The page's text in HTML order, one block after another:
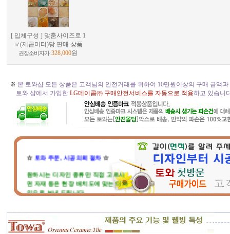
[ 입체구성 ] 맞춤사이즈로 1
㎡(제곱미터)당 판매 상품
권장소비자가:328,000원
※ 본 토와샵 모든 상품은 고객님의 안전거래를 위하여 10만원이상의 구매 금액
토와 샵에서 가입한 LG데이콤㈜ 구매안전서비스를 자동으로 적용하고 있습니
☆ 토와 주문, 시공의뢰 절차 ☆
원하시는 디자인 종류만 직접 고르시
면 자재 등은 현장 배치도에 맞는 디자
인으로 보내 드립니다.
정마세요. 부족하거나 남는부분은 자
재 실비로 가감됩니다.